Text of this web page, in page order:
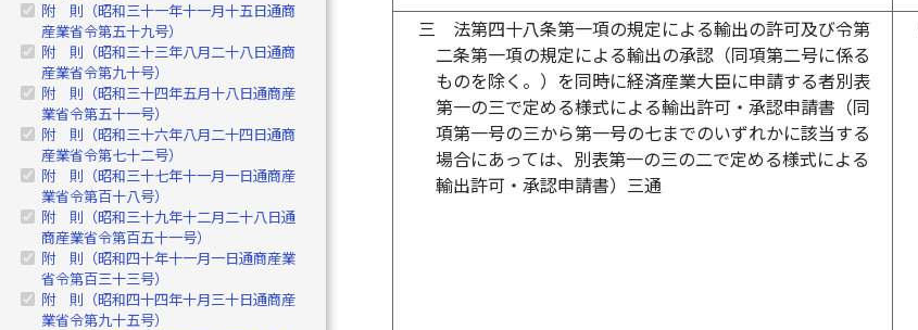
附 則（昭和三十一年十一月十五日通商
産業省令第五十九号）
附 則（昭和三十三年八月二十八日通商
産業省令第九十号）
附 則（昭和三十四年五月十八日通商産
業省令第五十一号）
附 則（昭和三十六年八月二十四日通商
産業省令第七十二号）
附 則（昭和三十七年十一月一日通商産
業省令第百十八号）
附 則（昭和三十九年十二月二十八日通
商産業省令第百五十一号）
附 則（昭和四十年十一月一日通商産業
省令第百三十三号）
附 則（昭和四十四年十月三十日通商産
業省令第九十五号）
三
法第四十八条第一項の規定による輸出の許可及び令第
二条第一項の規定による輸出の承認（同項第二号に係る
ものを除く。）を同時に経済産業大臣に申請する者別表
第一の三で定める様式による輸出許可・承認申請書（同
項第一号の三から第一号の七までのいずれかに該当する
場合にあっては、別表第一の三の二で定める様式による
輸出許可・承認申請書）三通